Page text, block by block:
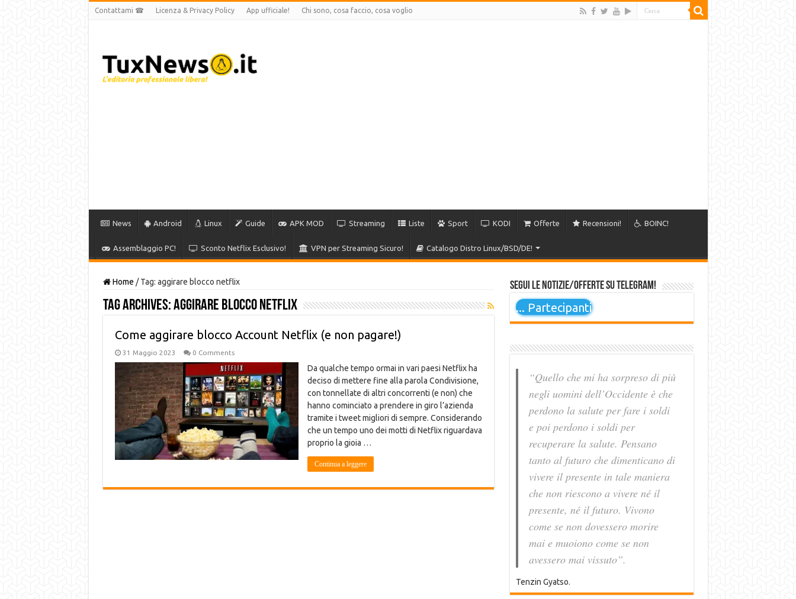
Contattami ☎ Licenza & Privacy Policy App ufficiale! Chi sono, cosa faccio, cosa voglio
News Android Linux Guide APK MOD Streaming Liste Sport KODI Offerte Recensioni! BOINC!
Assemblaggio PC! Sconto Netflix Esclusivo! VPN per Streaming Sicuro! Catalogo Distro Linux/BSD/DE!
Home / Tag: aggirare blocco netflix
Tag Archives:aggirare blocco netflix
Come aggirare blocco Account Netflix (e non pagare!)
31 Maggio 2023 0 Comments
Da qualche tempo ormai in vari paesi Netflix ha
deciso di mettere fine alla parola Condivisione,
con tonnellate di altri concorrenti (e non) che
hanno cominciato a prendere in giro l’azienda
tramite i tweet migliori di sempre. Considerando
che un tempo uno dei motti di Netflix riguardava
proprio la gioia …
Continua a leggere
Segui le notizie/offerte su Telegram!
... Partecipanti
“Quello che mi ha sorpreso di più
negli uomini dell’Occidente è che
perdono la salute per fare i soldi
e poi perdono i soldi per
recuperare la salute. Pensano
tanto al futuro che dimenticano di
vivere il presente in tale maniera
che non riescono a vivere né il
presente, né il futuro. Vivono
come se non dovessero morire
mai e muoiono come se non
avessero mai vissuto”.
Tenzin Gyatso.